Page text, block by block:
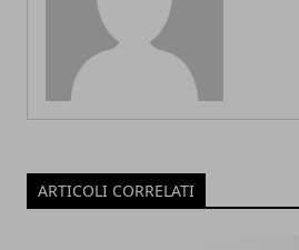
ARTICOLI CORRELATI